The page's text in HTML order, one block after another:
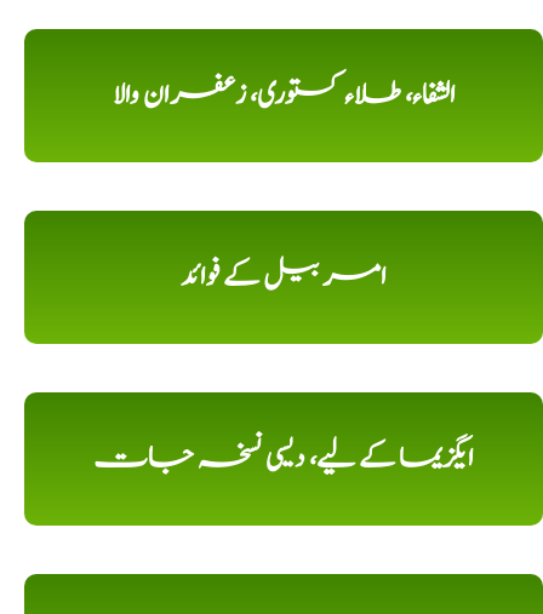
الشفاء، طلاء کستوری، زعفران والا
امر بیل کے فوائد
ایگزیما کے لیے، دیسی نسخہ جات